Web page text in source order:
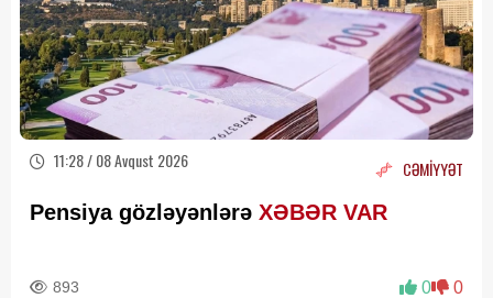
11:28 / 08 Avqust 2026 CƏMİYYƏT
Pensiya gözləyənlərə XƏBƏR VAR
893 0 0